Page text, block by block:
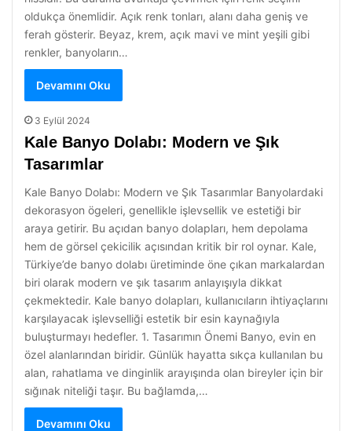
oldukça önemlidir. Açık renk tonları, alanı daha geniş ve
ferah gösterir. Beyaz, krem, açık mavi ve mint yeşili gibi
renkler, banyoların…
Devamını Oku
3 Eylül 2024
Kale Banyo Dolabı: Modern ve Şık
Tasarımlar
Kale Banyo Dolabı: Modern ve Şık Tasarımlar Banyolardaki
dekorasyon ögeleri, genellikle işlevsellik ve estetiği bir
araya getirir. Bu açıdan banyo dolapları, hem depolama
hem de görsel çekicilik açısından kritik bir rol oynar. Kale,
Türkiye’de banyo dolabı üretiminde öne çıkan markalardan
biri olarak modern ve şık tasarım anlayışıyla dikkat
çekmektedir. Kale banyo dolapları, kullanıcıların ihtiyaçlarını
karşılayacak işlevselliği estetik bir esin kaynağıyla
buluşturmayı hedefler. 1. Tasarımın Önemi Banyo, evin en
özel alanlarından biridir. Günlük hayatta sıkça kullanılan bu
alan, rahatlama ve dinginlik arayışında olan bireyler için bir
sığınak niteliği taşır. Bu bağlamda,…
Devamını Oku